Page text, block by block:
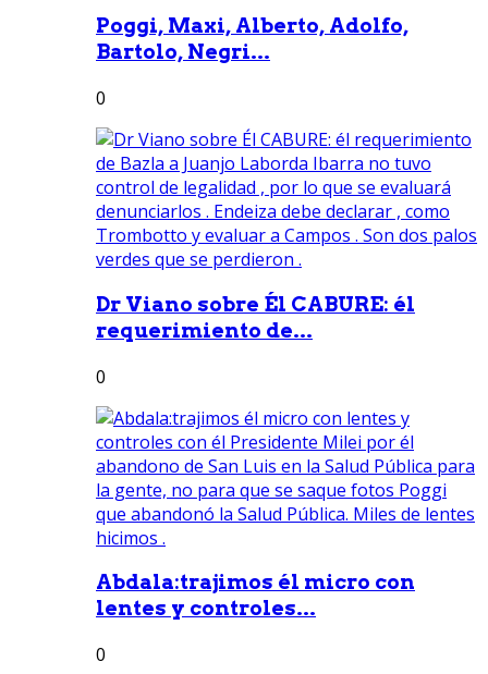
Poggi, Maxi, Alberto, Adolfo,
Bartolo, Negri...
0
Dr Viano sobre Él CABURE: él
requerimiento de...
0
Abdala:trajimos él micro con
lentes y controles...
0